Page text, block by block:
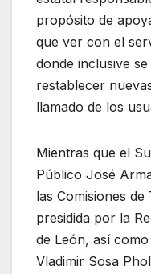
propósito de
que ver con el
donde inclusive
restablecer
llamado de los
Mientras que el
Público José
las Comisiones
presidida por la
de León, así
Vladimir Sosa